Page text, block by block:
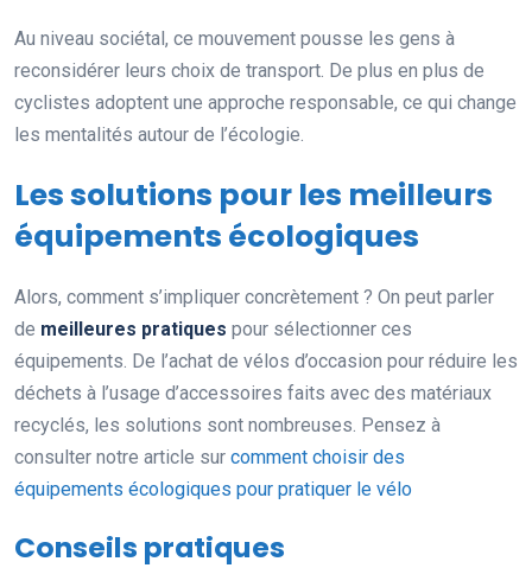
Au niveau sociétal, ce mouvement pousse les gens à
reconsidérer leurs choix de transport. De plus en plus de
cyclistes adoptent une approche responsable, ce qui change
les mentalités autour de l’écologie.
Les solutions pour les meilleurs
équipements écologiques
Alors, comment s’impliquer concrètement ? On peut parler
de meilleures pratiques pour sélectionner ces
équipements. De l’achat de vélos d’occasion pour réduire les
déchets à l’usage d’accessoires faits avec des matériaux
recyclés, les solutions sont nombreuses. Pensez à
consulter notre article sur comment choisir des
équipements écologiques pour pratiquer le vélo
Conseils pratiques